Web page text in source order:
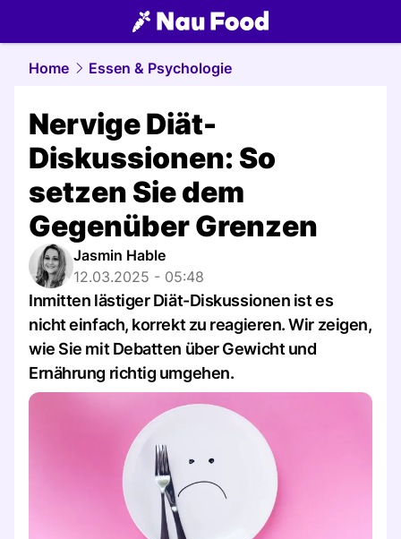
food.NAU.ch
Home Essen & Psychologie
Nervige Diät-
Diskussionen: So
setzen Sie dem
Gegenüber Grenzen
Jasmin Hable
12.03.2025 - 05:48
Inmitten lästiger Diät-Diskussionen ist es
nicht einfach, korrekt zu reagieren. Wir zeigen,
wie Sie mit Debatten über Gewicht und
Ernährung richtig umgehen.